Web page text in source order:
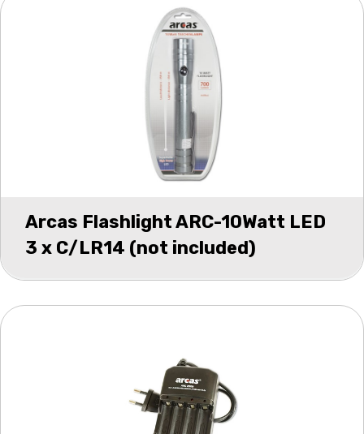
Arcas Flashlight ARC-10Watt LED
3 x C/LR14 (not included)